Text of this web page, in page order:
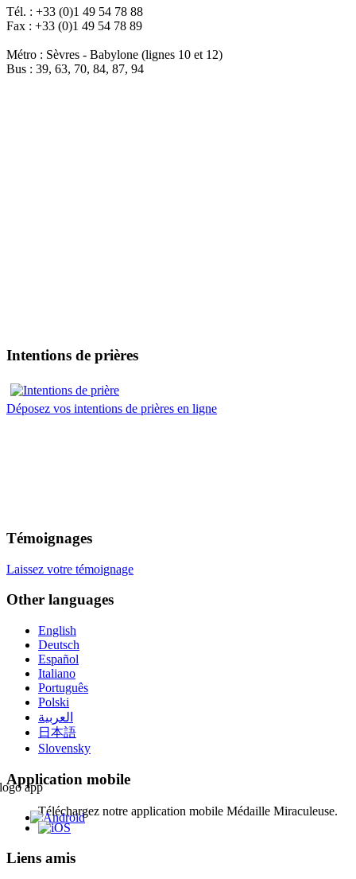
Tél. : +33 (0)1 49 54 78 88
Fax : +33 (0)1 49 54 78 89
Métro : Sèvres - Babylone (lignes 10 et 12)
Bus : 39, 63, 70, 84, 87, 94
Intentions de prières
Déposez vos intentions de prières en ligne
Témoignages
Laissez votre témoignage
Other languages
English
Deutsch
Español
Italiano
Português
Polski
العربية
日本語
Slovensky
Application mobile
Téléchargez notre application mobile Médaille Miraculeuse.
Liens amis